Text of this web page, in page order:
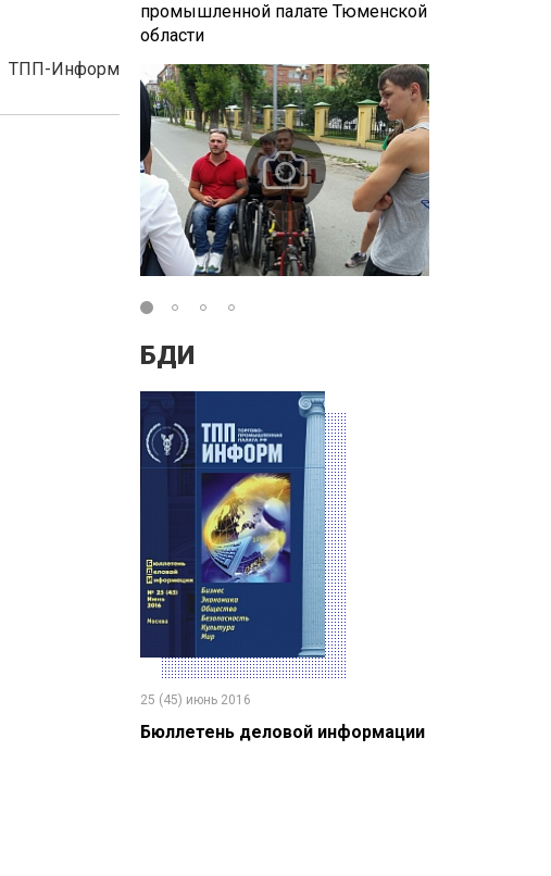
ТПП-Информ
промышленной палате Тюменской
области
БДИ
25 (45) июнь 2016
Бюллетень деловой информации